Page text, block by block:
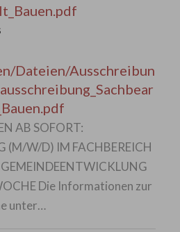
Dateien/Ausschreibun
AB SOFORT:
(M/W/D) IM FACHBEREICH
Die Informationen zur
unter…